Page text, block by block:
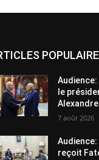
le
7 août 2026
reçoit